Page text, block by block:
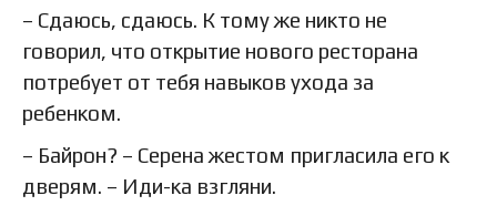
– Сдаюсь, сдаюсь. К тому же никто не
говорил, что открытие нового ресторана
потребует от тебя навыков ухода за
ребенком.
– Байрон? – Серена жестом пригласила его к
дверям. – Иди-ка взгляни.